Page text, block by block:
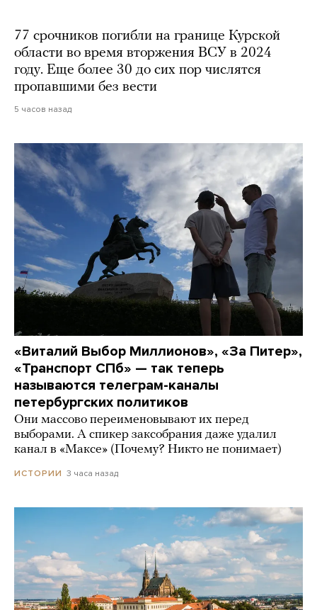
77 срочников погибли на границе Курской
области во время вторжения ВСУ в 2024
году. Еще более 30 до сих пор числятся
пропавшими без вести
5 часов назад
«Виталий Выбор Миллионов», «За Питер»,
«Транспорт СПб» — так теперь
называются телеграм-каналы
петербургских политиков
Они массово переименовывают их перед
выборами. А спикер заксобрания даже удалил
канал в «Максе» (Почему? Никто не понимает)
ИСТОРИИ 3 часа назад